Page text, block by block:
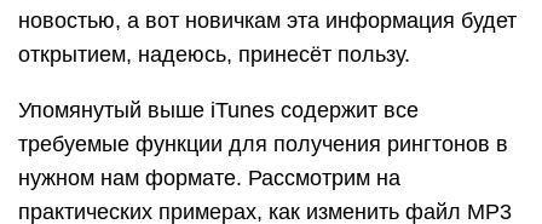
новостью, а вот новичкам эта информация будет
открытием, надеюсь, принесёт пользу.
Упомянутый выше iTunes содержит все
требуемые функции для получения рингтонов в
нужном нам формате. Рассмотрим на
практических примерах, как изменить файл МР3